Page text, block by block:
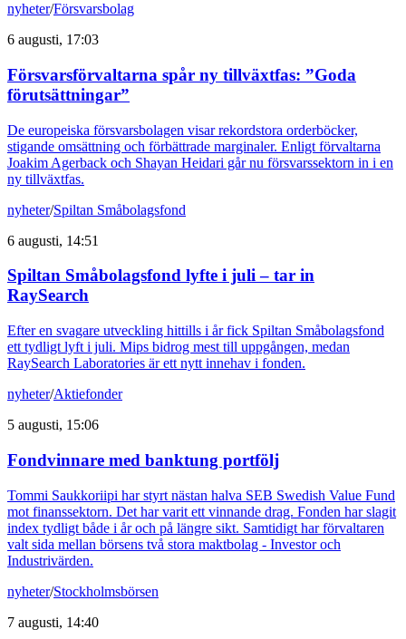
nyheter/Försvarsbolag
6 augusti, 17:03
Försvarsförvaltarna spår ny tillväxtfas: ”Goda
förutsättningar”
De europeiska försvarsbolagen visar rekordstora orderböcker,
stigande omsättning och förbättrade marginaler. Enligt förvaltarna
Joakim Agerback och Shayan Heidari går nu försvarssektorn in i en
ny tillväxtfas.
nyheter/Spiltan Småbolagsfond
6 augusti, 14:51
Spiltan Småbolagsfond lyfte i juli – tar in
RaySearch
Efter en svagare utveckling hittills i år fick Spiltan Småbolagsfond
ett tydligt lyft i juli. Mips bidrog mest till uppgången, medan
RaySearch Laboratories är ett nytt innehav i fonden.
nyheter/Aktiefonder
5 augusti, 15:06
Fondvinnare med banktung portfölj
Tommi Saukkoriipi har styrt nästan halva SEB Swedish Value Fund
mot finanssektorn. Det har varit ett vinnande drag. Fonden har slagit
index tydligt både i år och på längre sikt. Samtidigt har förvaltaren
valt sida mellan börsens två stora maktbolag - Investor och
Industrivärden.
nyheter/Stockholmsbörsen
7 augusti, 14:40